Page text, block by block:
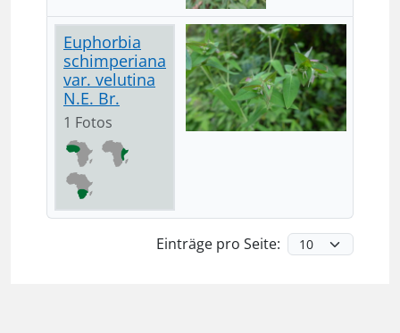
Euphorbia
schimperiana
var. velutina
N.E. Br.
1 Fotos
Einträge pro Seite: